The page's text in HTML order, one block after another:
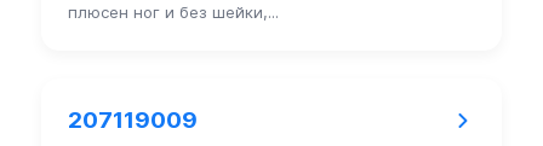
плюсен ног и без шейки,...
207119009